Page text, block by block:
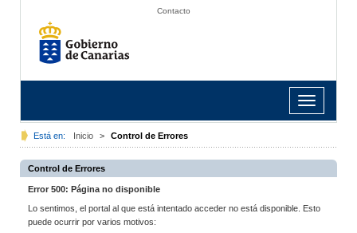
Contacto
Toggle
navigation
Está en: Inicio > Control de Errores
Control de Errores
Error 500: Página no disponible
Lo sentimos, el portal al que está intentado acceder no está disponible. Esto
puede ocurrir por varios motivos: